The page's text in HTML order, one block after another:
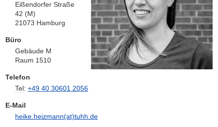
Eißendorfer Straße
42 (M)
21073 Hamburg
Büro
Gebäude M
Raum 1510
Telefon
Tel:+49 40 30601 2056
E-Mail
heike.heizmann(at)tuhh.de